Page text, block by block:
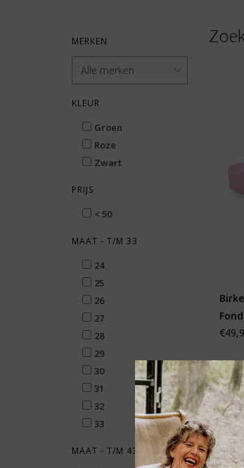
MERKEN
KLEUR
Groen
Roze
Zwart
PRIJS
< 50
MAAT - T/M 33
24
25
26
27
28
29
30
31
32
33
MAAT - T/M 43